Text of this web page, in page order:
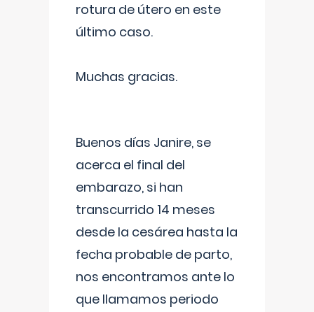
rotura de útero en este
último caso.
Muchas gracias.
Buenos días Janire, se
acerca el final del
embarazo, si han
transcurrido 14 meses
desde la cesárea hasta la
fecha probable de parto,
nos encontramos ante lo
que llamamos periodo